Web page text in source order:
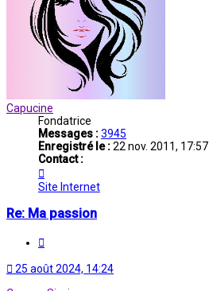
Capucine
Fondatrice
Messages :3945
Enregistré le :22 nov. 2011, 17:57
Contact :
Capucine
Site Internet
Re: Ma passion
25 août 2024, 14:24